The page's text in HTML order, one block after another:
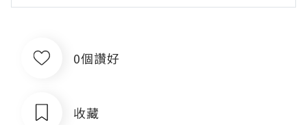
0個讚好
收藏